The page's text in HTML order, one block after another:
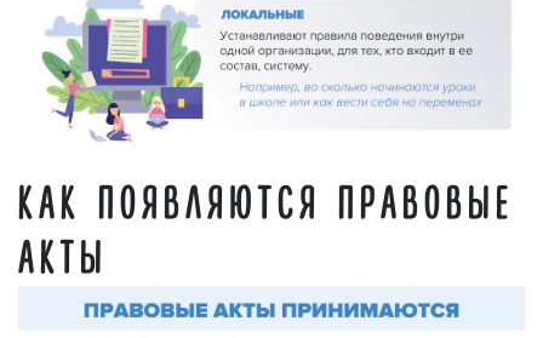
КАК ПОЯВЛЯЮТСЯ ПРАВОВЫЕ
АКТЫ